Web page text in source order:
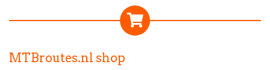
MTBroutes.nl shop